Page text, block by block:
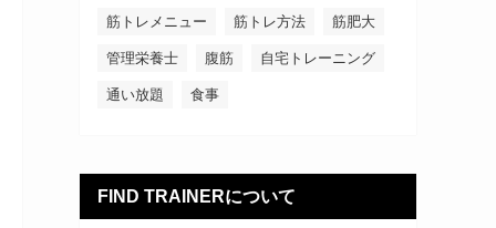
筋トレメニュー 筋トレ方法 筋肥大
管理栄養士 腹筋 自宅トレーニング
通い放題 食事
FIND TRAINERについて